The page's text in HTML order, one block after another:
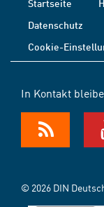
Startseite
Datenschutz
Cookie-
In Kontakt
© 2026 DIN